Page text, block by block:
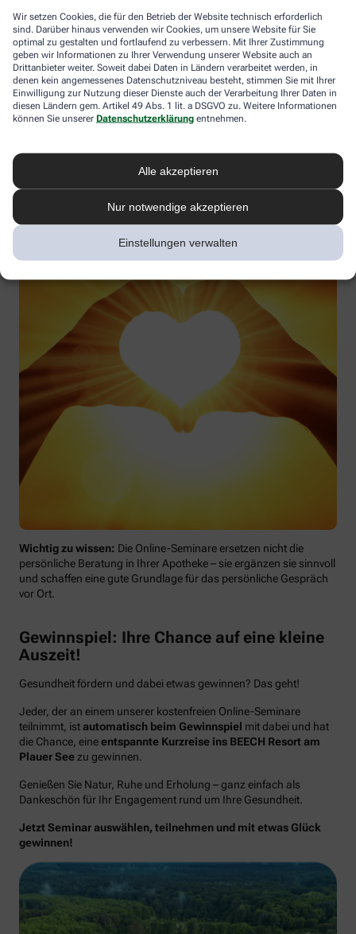
Wir setzen Cookies, die für den Betrieb der Website technisch erforderlich
sind. Darüber hinaus verwenden wir Cookies, um unsere Website für Sie
optimal zu gestalten und fortlaufend zu verbessern. Mit Ihrer Zustimmung
geben wir Informationen zu Ihrer Verwendung unserer Website auch an
Drittanbieter weiter. Soweit dabei Daten in Ländern verarbeitet werden, in
denen kein angemessenes Datenschutzniveau besteht, stimmen Sie mit Ihrer
Einwilligung zur Nutzung dieser Dienste auch der Verarbeitung Ihrer Daten in
diesen Ländern gem. Artikel 49 Abs. 1 lit. a DSGVO zu. Weitere Informationen
können Sie unserer Datenschutzerklärung entnehmen.
Alle akzeptieren
Nur notwendige akzeptieren
Einstellungen verwalten
Vitamin D – Möglichkeiten in der Prävention und
Therapieergänzung
Gesundheitswirkung verstehen und Vitamin-D-Mangel aktiv
vorbeugen
Wichtig zu wissen: Die Online-Seminare ersetzen nicht die
persönliche Beratung in Ihrer Apotheke – sie ergänzen sie sinnvoll
und schaffen eine gute Grundlage für das persönliche Gespräch
vor Ort.
Gewinnspiel: Ihre Chance auf eine kleine
Auszeit!
Gesundheit fördern und dabei etwas gewinnen? Das geht!
Jeder, der an einem unserer kostenfreien Online-Seminare
teilnimmt, istautomatisch beim Gewinnspiel mit dabei und hat
die Chance, eineentspannte Kurzreise ins BEECH Resort am
Plauer Seezu gewinnen.
Genießen Sie Natur, Ruhe und Erholung – ganz einfach als
Dankeschön für Ihr Engagement rund um Ihre Gesundheit.
Jetzt Seminar auswählen, teilnehmen und mit etwas Glück
gewinnen!